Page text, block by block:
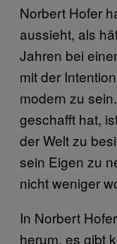
Norbert Hofer
aussieht, als
Jahren bei
mit der
modern zu
geschafft hat,
der Welt zu
sein Eigen zu
nicht weniger
In Norbert
herum, es gibt